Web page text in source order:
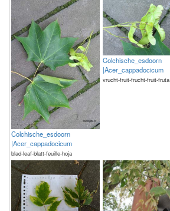
Colchische_esdoorn
|Acer_cappadocicum
blad-leaf-blatt-feuille-hoja
Colchische_esdoorn
|Acer_cappadocicum
vrucht-fruit-frucht-fruit-fruta